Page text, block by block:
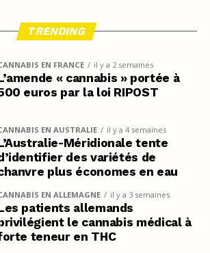
TRENDING
EN FRANCE il y a 2 semaines
« cannabis » portée à
euros par la loi RIPOST
EN AUSTRALIE il y a 4 semaines
Méridionale tente
des variétés de
plus économes en eau
EN ALLEMAGNE il y a 3 semaines
patients allemands
le cannabis médical à
teneur en THC